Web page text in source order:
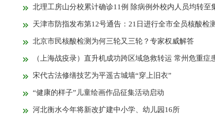
北理工房山分校累计确诊11例 除病例外校内人员均转至集中隔离
天津市防指发布第12号通告：21日进行全市全员核酸检测
北京市民核酸检测为何三轮又三轮？专家权威解答
（上海战疫录）直升机成功跨区域急救转运 常州危重症患者上海获
宋代古法修缮技艺为平遥古城墙“穿上旧衣”
“健康的样子”儿童绘画作品征集活动启动
河北衡水今年将新改扩建中小学、幼儿园16所